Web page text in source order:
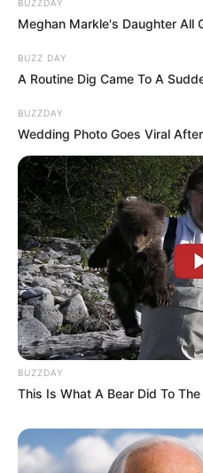
BUZZDAY
Meghan Markle's Daughter All
BUZZ DAY
A Routine Dig Came To A
BUZZDAY
Wedding Photo Goes Viral
BUZZDAY
This Is What A Bear Did To